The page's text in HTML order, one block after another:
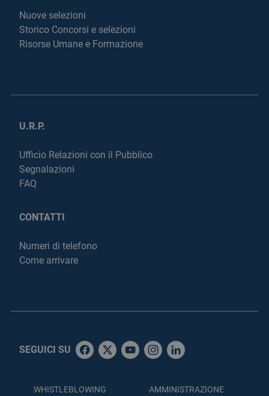
Nuove selezioni
Storico Concorsi e selezioni
Risorse Umane e Formazione
U.R.P.
Ufficio Relazioni con il Pubblico
Segnalazioni
FAQ
CONTATTI
Numeri di telefono
Come arrivare
SEGUICI SU
WHISTLEBLOWING AMMINISTRAZIONE